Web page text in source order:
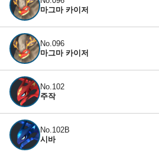
마그마 카이저
No.096
마그마 카이저
No.102
주작
No.102B
시바